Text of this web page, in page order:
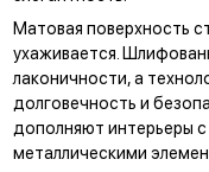
Матовая поверхность
ухаживается.
лаконичности, а
долговечность и
дополняют интерьеры
металлическими